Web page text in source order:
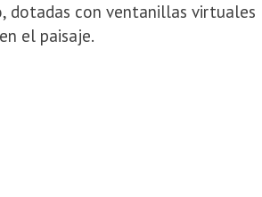
dotadas con ventanillas virtuales
el paisaje.